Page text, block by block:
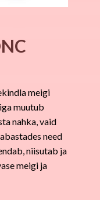
meigi
muutub
nahka, vaid
need
niisutab ja
meigi ja